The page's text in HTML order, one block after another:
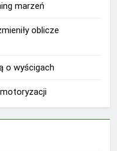
marzeń
oblicze
o wyścigach